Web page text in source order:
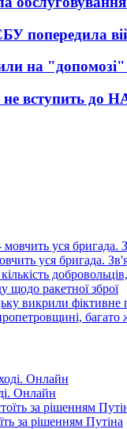
попередила
на "допомозі"
вступить до
уся бригада.
щодо ракетної зброї
викрили фіктивне
багато
Онлайн
за рішенням Путіна